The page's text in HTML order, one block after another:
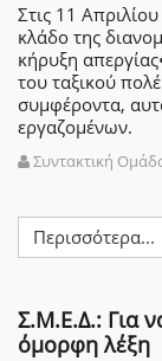
Στις 11
κλάδο της
κήρυξη
του ταξικού
συμφέροντα,
εργαζομένων.
Συντακτική
Περισσότερα...
Σ.Μ.Ε.Δ.: Για
όμορφη λέξη